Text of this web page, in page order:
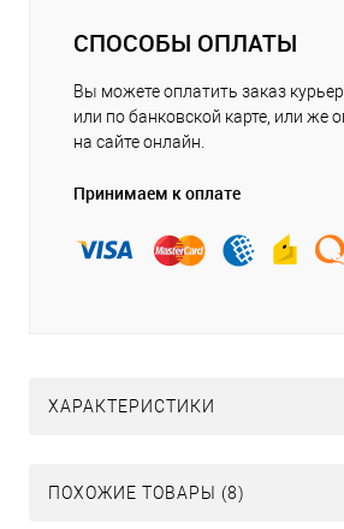
СПОСОБЫ ОПЛАТЫ
Вы можете оплатить заказ
или по банковской карте, или же
на сайте онлайн.
Принимаем к оплате
ХАРАКТЕРИСТИКИ
ПОХОЖИЕ ТОВАРЫ (8)